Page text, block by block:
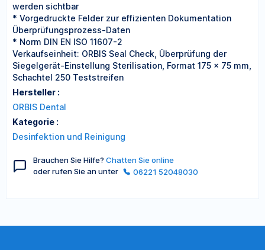
werden sichtbar
* Vorgedruckte Felder zur effizienten Dokumentation
Überprüfungsprozess-Daten
* Norm DIN EN ISO 11607-2
Verkaufseinheit: ORBIS Seal Check, Überprüfung der
Siegelgerät-Einstellung Sterilisation, Format 175 x 75 mm,
Schachtel 250 Teststreifen
Hersteller :
ORBIS Dental
Kategorie :
Desinfektion und Reinigung
Brauchen Sie Hilfe? Chatten Sie online
oder rufen Sie an unter
06221 52048030